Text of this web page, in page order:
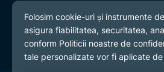
Termeni și condiții
Preferințe cookies